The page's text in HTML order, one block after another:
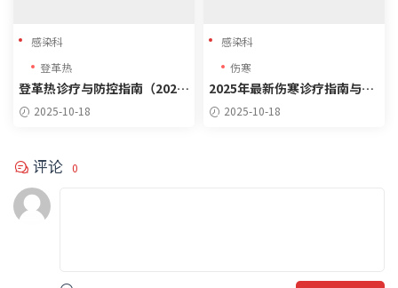
感染科
登革热
登革热诊疗与防控指南（2025
年更新）
2025-10-18
感染科
伤寒
2025年最新伤寒诊疗指南与典
型病例分析
2025-10-18
评论 0